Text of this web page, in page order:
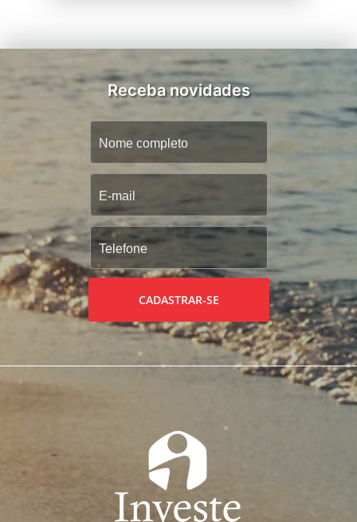
Receba novidades
CADASTRAR-SE